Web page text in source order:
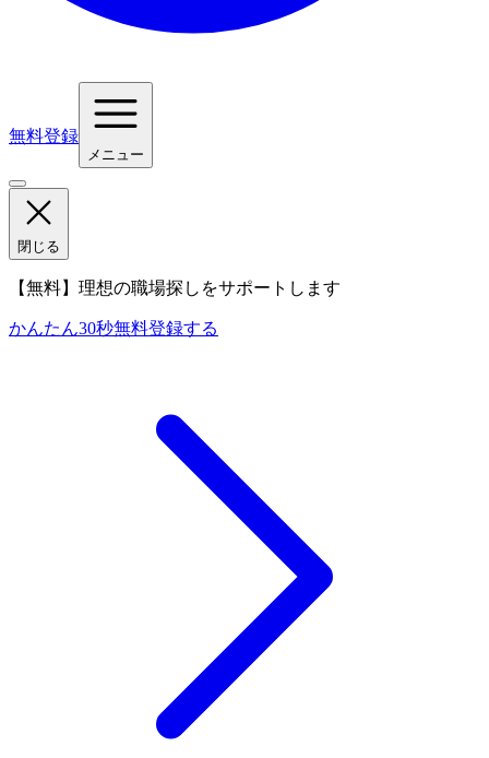
無料登録
メニュー
閉じる
【無料】理想の職場探しをサポートします
かんたん30秒無料登録する